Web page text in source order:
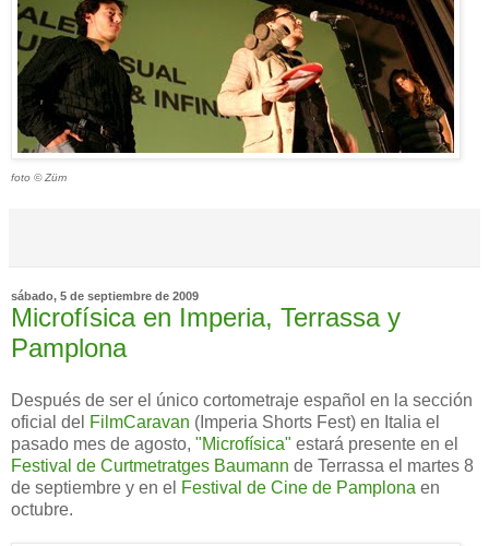
foto © Züm
sábado, 5 de septiembre de 2009
Microfísica en Imperia, Terrassa y
Pamplona
Después de ser el único cortometraje español en la sección
oficial del FilmCaravan (Imperia Shorts Fest) en Italia el
pasado mes de agosto, "Microfísica" estará presente en el
Festival de Curtmetratges Baumann de Terrassa el martes 8
de septiembre y en el Festival de Cine de Pamplona en
octubre.